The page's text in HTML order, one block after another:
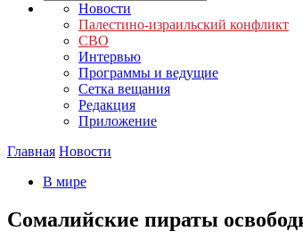
Новости
Палестино-израильский конфликт
СВО
Интервью
Программы и ведущие
Сетка вещания
Редакция
Приложение
Главная Новости
В мире
Сомалийские пираты